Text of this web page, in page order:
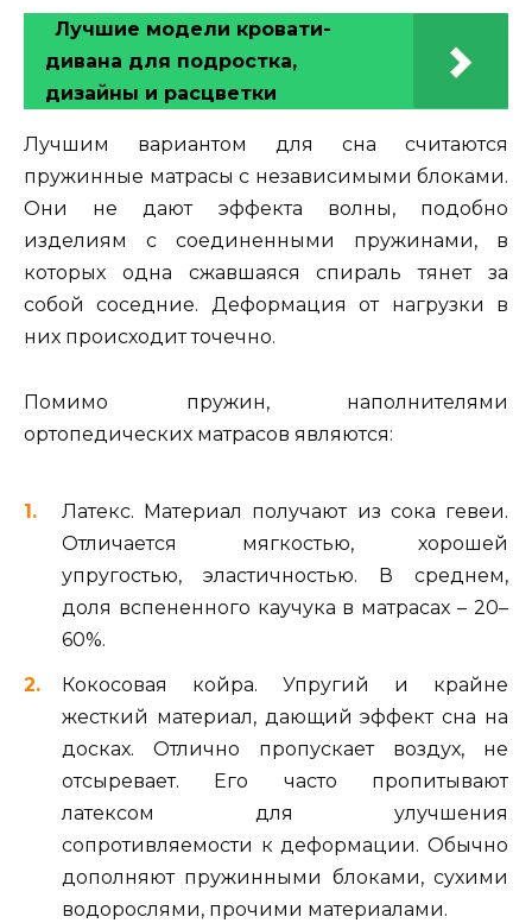
Лучшие модели кровати-
дивана для подростка,
дизайны и расцветки
Лучшим вариантом для сна считаются
пружинные матрасы с независимыми блоками.
Они не дают эффекта волны, подобно
изделиям с соединенными пружинами, в
которых одна сжавшаяся спираль тянет за
собой соседние. Деформация от нагрузки в
них происходит точечно.
Помимо пружин, наполнителями
ортопедических матрасов являются:
Латекс. Материал получают из сока гевеи.
Отличается мягкостью, хорошей
упругостью, эластичностью. В среднем,
доля вспененного каучука в матрасах – 20–
60%.
Кокосовая койра. Упругий и крайне
жесткий материал, дающий эффект сна на
досках. Отлично пропускает воздух, не
отсыревает. Его часто пропитывают
латексом для улучшения
сопротивляемости к деформации. Обычно
дополняют пружинными блоками, сухими
водорослями, прочими материалами.